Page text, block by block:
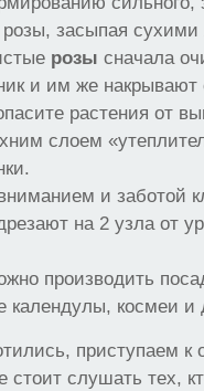
засыпая
розы сначала
и им же накрывают
растения от
слоем
и заботой
на 2 узла от
производить
календулы, космеи
приступаем к
стоит слушать тех,